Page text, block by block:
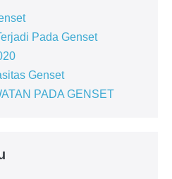
Pada Genset
Genset
PADA GENSET